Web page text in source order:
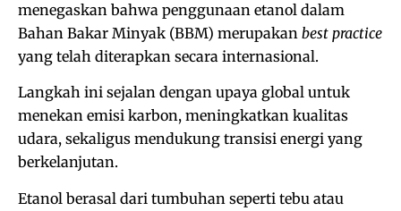
menegaskan bahwa penggunaan etanol dalam
Bahan Bakar Minyak (BBM) merupakan best practice
yang telah diterapkan secara internasional.
Langkah ini sejalan dengan upaya global untuk
menekan emisi karbon, meningkatkan kualitas
udara, sekaligus mendukung transisi energi yang
berkelanjutan.
Etanol berasal dari tumbuhan seperti tebu atau